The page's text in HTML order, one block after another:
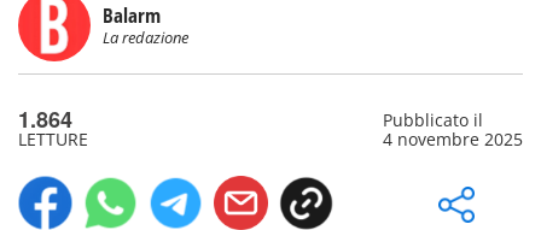
Balarm
La redazione
1.864
LETTURE
Pubblicato il
4 novembre 2025